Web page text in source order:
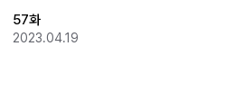
57화
2023.04.19